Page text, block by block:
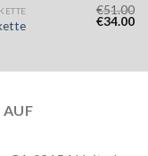
€51.00
€34.00